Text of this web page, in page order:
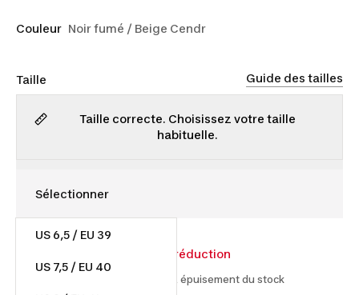
Couleur Noir fumé / Beige Cendr
Taille Guide des tailles
Taille correcte. Choisissez votre taille
habituelle.
US 6,5 / EU 39
US 7,5 / EU 40
20% de réduction
À partir du 2026-07-15 et jusqu'à épuisement du stock